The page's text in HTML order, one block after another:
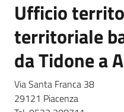
Ufficio
territoriale
da Tidone a
Via Santa Franca 38
29121 Piacenza